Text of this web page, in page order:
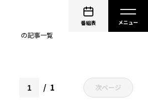
番組表
の記事一覧
1 次ページ